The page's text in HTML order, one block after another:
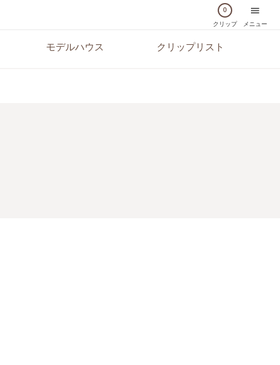
0
クリップ メニュー
モデルハウス クリップリスト